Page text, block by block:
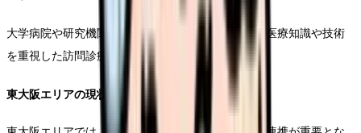
大学病院や研究機関が多いエリアでもあり、最新の医療知識や技術
を重視した訪問診療が求められています。
東大阪エリアの現状